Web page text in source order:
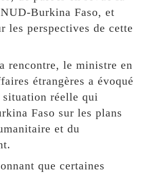
Burkina Faso, et
les perspectives de cette
rencontre, le ministre en
étrangères a évoqué
situation réelle qui
Faso sur les plans
et du
que certaines